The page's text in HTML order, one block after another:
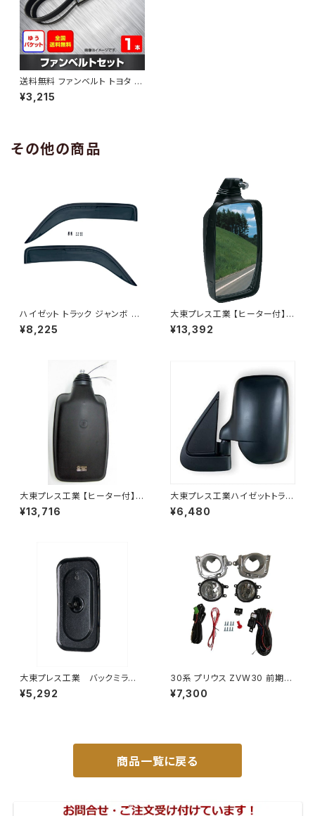
送料無料 ファンベルト トヨタ ヴ
ォクシー 型式ZRR70G H20.0
5～ （国内トップメーカー） 1本
¥3,215
その他の商品
ハイゼット トラック ジャンボ S5
00P S510P S500 S510 系 ワ
イド ドアバイザー止め具付ピク
¥8,225
大東プレス工業 【ヒーター付】ハ
イウェイミラー ヒーター付 100
¥13,392
大東プレス工業 【ヒーター付】
ハイウェイミラー R1000 326×
206 リモコン無 ヒーター付 DI-
¥13,716
大東プレス工業ハイゼットトラッ
ク S201C S211C S201P S211
Pサイドミラー/ドアミラー (助手
¥6,480
大東プレス工業 バックミラーH
400 ｺﾊﾞﾝ L005 黒 J08
330×170 DI-8B
¥5,292
30系 プリウス ZVW30 前期
純正 タイプ フォグランプ ユニッ
ト バルブ 配線 スイッチ H11 左
¥7,300
商品一覧に戻る